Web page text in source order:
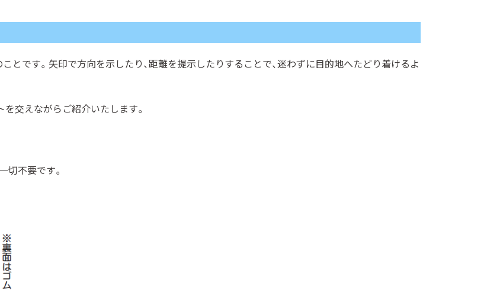
とです。矢印で方向を示したり、距離を提示したりすることで、迷わずに目的地へたどり着けるよ
交えながらご紹介いたします。
切不要です。